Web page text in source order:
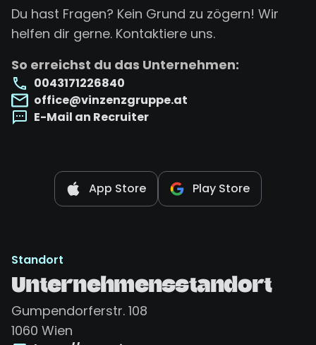
Du hast Fragen? Kein Grund zu zögern! Wir
helfen dir gerne. Kontaktiere uns.
So erreichst du das Unternehmen:
0043171226840
office@vinzenzgruppe.at
E-Mail an Recruiter
App Store Play Store
Standort
Unternehmensstandort
Gumpendorferstr. 108
1060 Wien